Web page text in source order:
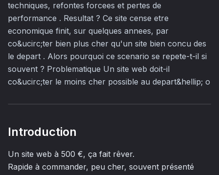
techniques, refontes forcees et pertes de
performance . Resultat ? Ce site cense etre
economique finit, sur quelques annees, par
co&ucirc;ter bien plus cher qu'un site bien concu des
le depart . Alors pourquoi ce scenario se repete-t-il si
souvent ? Problematique Un site web doit-il
co&ucirc;ter le moins cher possible au depart&hellip; o
Introduction
Un site web à 500 €, ça fait rêver.
Rapide à commander, peu cher, souvent présenté